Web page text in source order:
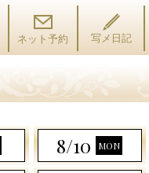
ネット予約 写メ日記
8/10 MON